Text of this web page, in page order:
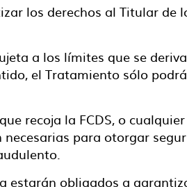
los derechos al Titular de
a los límites que se
el Tratamiento sólo
recoja la FCDS, o
para otorgar
obligados a